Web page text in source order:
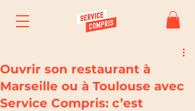
Ouvrir son restaurant à
Marseille ou à Toulouse avec
Service Compris: c’est